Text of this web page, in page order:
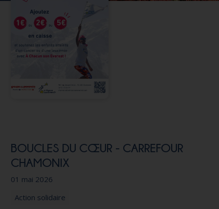
Nous soutenir
BOUCLES DU CŒUR - CARREFOUR
CHAMONIX
01 mai 2026
Action solidaire